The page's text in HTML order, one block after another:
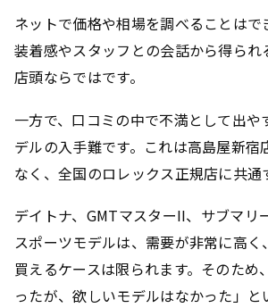
ネットで価格や相場を調べることは
装着感やスタッフとの会話から得られ
店頭ならではです。
一方で、口コミの中で不満として出や
デルの入手難です。これは高島屋新宿
なく、全国のロレックス正規店に共通
デイトナ、GMTマスターII、サブマリ
スポーツモデルは、需要が非常に高
買えるケースは限られます。そのため
ったが、欲しいモデルはなかった」